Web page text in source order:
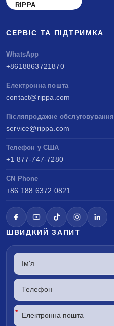
RIPPA
СЕРВІС ТА ПІДТРИМКА
WhatsApp
+8618863721870
Електронна пошта
contact@rippa.com
Післяпродажне обслуговування
service@rippa.com
Телефон у США
+1 877-747-7280
CN Phone
+86 188 6372 0821
ШВИДКИЙ ЗАПИТ
*